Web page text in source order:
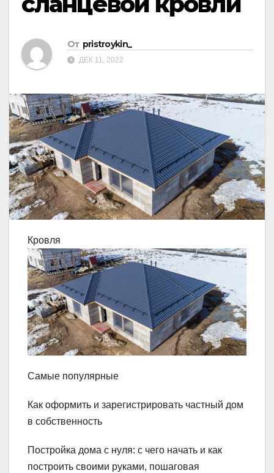
От pristroykin_
ДЕК 11, 2022
Кровля
Самые популярные
Как оформить и зарегистрировать частный дом
в собственность
Постройка дома с нуля: с чего начать и как
построить своими руками, пошаговая